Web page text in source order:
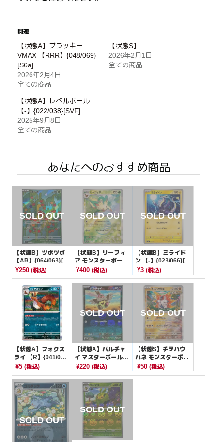
関連
【状態A】ブラッキー
VMAX 【RRR】{048/069}
[S6a]
2026年2月4日
全ての商品
【状態S】
2026年2月1日
全ての商品
【状態A】レベルボール
【-】{022/038}[SVF]
2025年9月8日
全ての商品
あなたへのおすすめ商品
【状態B】ツボツボ
【AR】{064/063}[M
1S]
¥250 (税込)
【状態B】リーフィ
ア モンスターボール
ミラー【-】{002/18
¥400(税込)
【状態B】ミライド
ン 【-】{023/066}[S
VI]
¥3 (税込)
【状態A】フォクス
ライ 【R】{041/06
2}[SV3a]
¥5 (税込)
【状態A】バルチャ
イ マスターボールミ
ラー【C】{063/086}
¥220(税込)
【状態S】チヲハウ
ハネ モンスターボー
ルミラー【-】{087/1
¥50 (税込)